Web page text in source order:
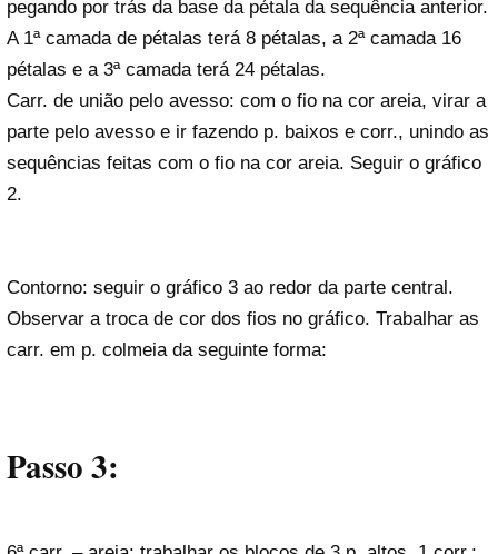
pegando por trás da base da pétala da sequência anterior.
A 1ª camada de pétalas terá 8 pétalas, a 2ª camada 16
pétalas e a 3ª camada terá 24 pétalas.
Carr. de união pelo avesso: com o fio na cor areia, virar a
parte pelo avesso e ir fazendo p. baixos e corr., unindo as
sequências feitas com o fio na cor areia. Seguir o gráfico
2.
Contorno: seguir o gráfico 3 ao redor da parte central.
Observar a troca de cor dos fios no gráfico. Trabalhar as
carr. em p. colmeia da seguinte forma:
Passo 3: